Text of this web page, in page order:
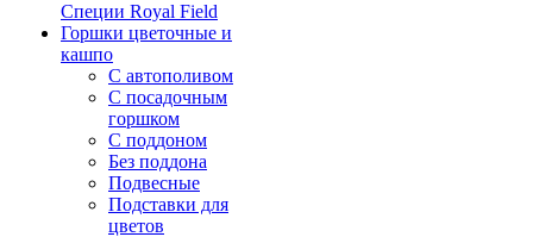
Специи Royal Field
Горшки цветочные и
кашпо
С автополивом
С посадочным
горшком
С поддоном
Без поддона
Подвесные
Подставки для
цветов